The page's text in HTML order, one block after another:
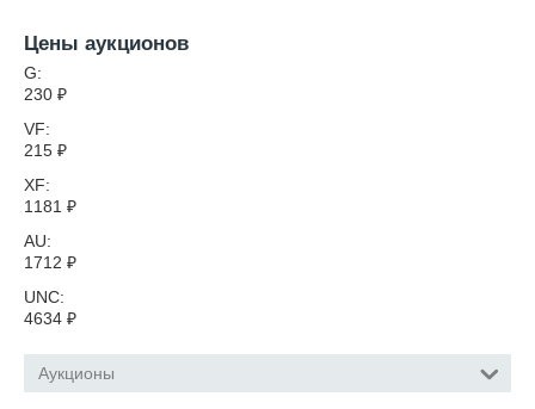
Цены аукционов
G:
230 ₽
VF:
215 ₽
XF:
1181 ₽
AU:
1712 ₽
UNC:
4634 ₽
Аукционы